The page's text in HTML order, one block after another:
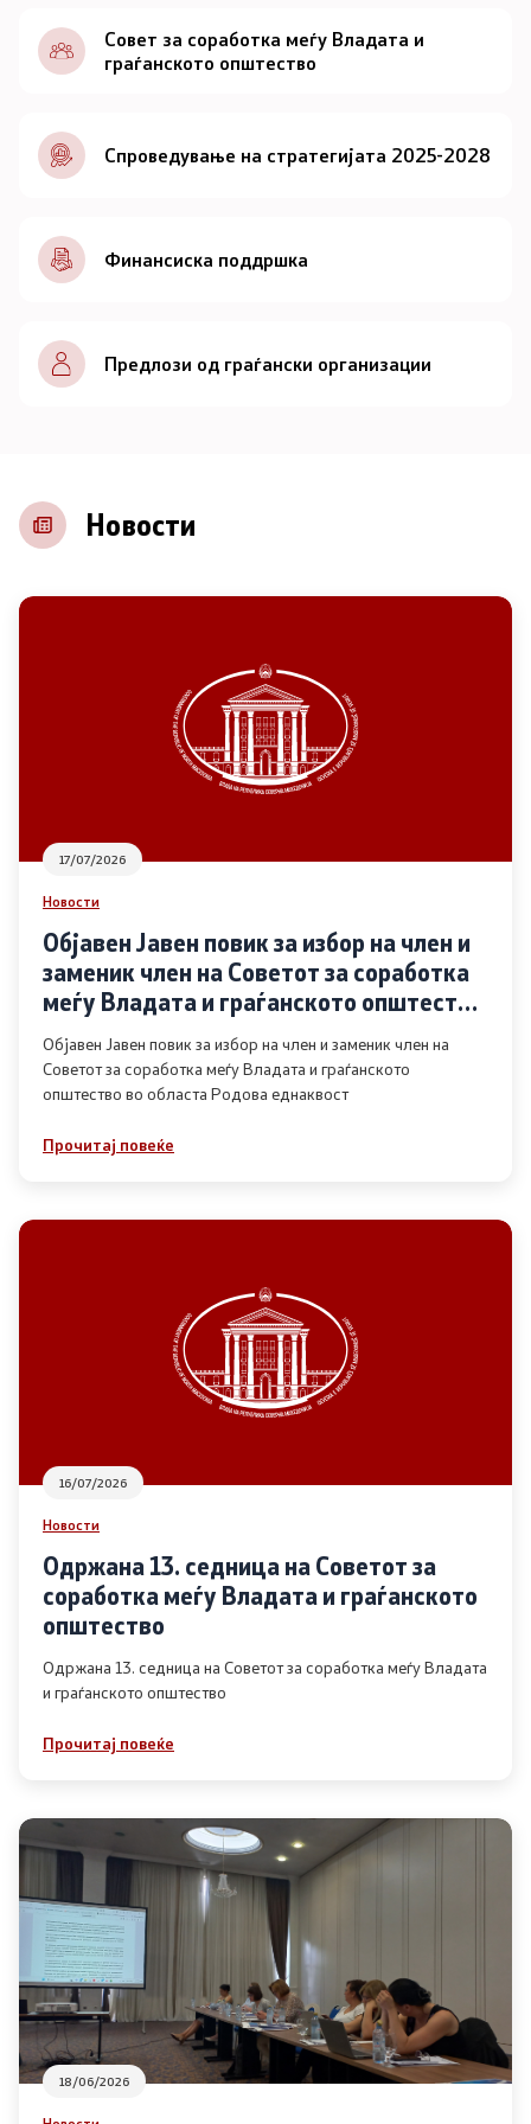
Документи
Совет
За советот
Документи
Записници и дневни редови од седниците на
Советот
Контакт
Основање на здружение
Дијалог меѓу Владата и граѓанскиот сектор
Отворени денови за иницијативи на граѓанските
организации
Финансиска поддршка
Извештаи
Список на ОЈИ
Контакт
Контакт
Линкови
Изјава за пристапност
Со еден клик до сите услуги
Совет за соработка меѓу Владата и
граѓанското општество
Спроведување на стратегијата 2025-2028
Финансиска поддршка
Предлози од граѓански организации
Новости
17/07/2026
Новости
Објавен Јавен повик за избор на член и
заменик член на Советот за соработка
меѓу Владата и граѓанското општество
во областа Родова еднаквост
Објавен Јавен повик за избор на член и заменик член на
Советот за соработка меѓу Владата и граѓанското
општество во областа Родова еднаквост
Прочитај повеќе
16/07/2026
Новости
Одржана 13. седница на Советот за
соработка меѓу Владата и граѓанското
општество
Одржана 13. седница на Советот за соработка меѓу Владата
и граѓанското општество
Прочитај повеќе
18/06/2026